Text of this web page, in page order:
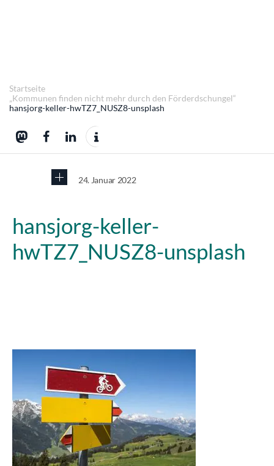
Startseite
„Kommunen finden nicht mehr durch den Förderdschungel“
hansjorg-keller-hwTZ7_NUSZ8-unsplash
24. Januar 2022
hansjorg-keller-
hwTZ7_NUSZ8-unsplash